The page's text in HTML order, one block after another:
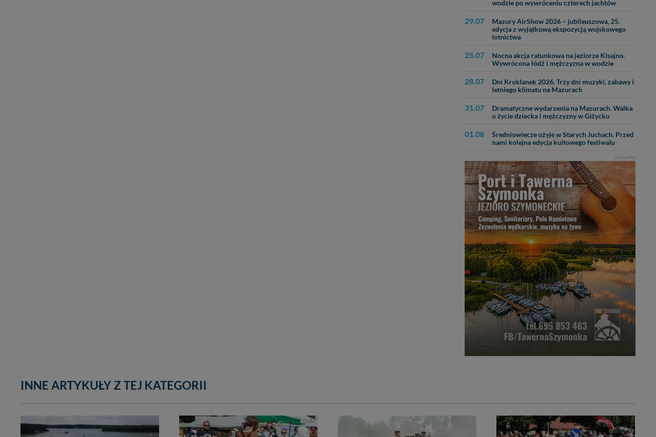
wodzie po wywróceniu czterech jachtów
29.07
Mazury AirShow 2026 – jubileuszowa, 25.
edycja z wyjątkową ekspozycją wojskowego
lotnictwa
25.07
Nocna akcja ratunkowa na jeziorze Kisajno.
Wywrócona łódź i mężczyzna w wodzie
28.07
Dni Kruklanek 2026. Trzy dni muzyki, zabawy i
letniego klimatu na Mazurach
31.07
Dramatyczne wydarzenia na Mazurach. Walka
o życie dziecka i mężczyzny w Giżycku
01.08
Średniowiecze ożyje w Starych Juchach. Przed
nami kolejna edycja kultowego festiwalu
REKLAMA
INNE ARTYKUŁY Z TEJ KATEGORII